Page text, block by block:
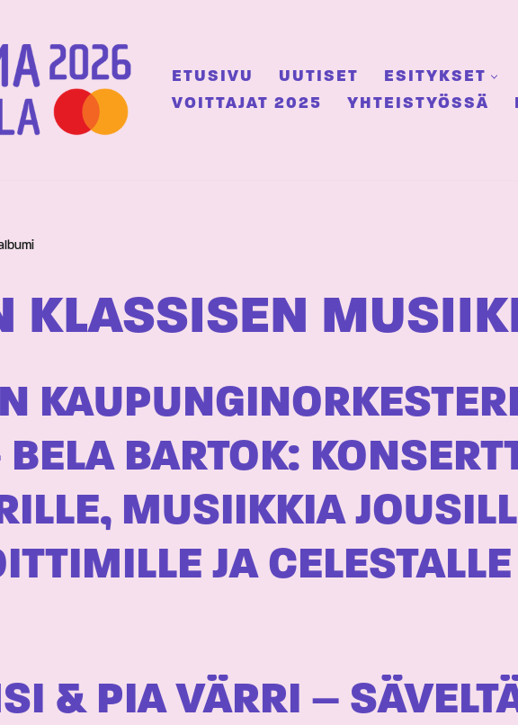
ETUSIVU UUTISET ESITYKSET
VOITTAJAT 2025
YHTEISTYÖSSÄ
KLASSISEN
BARTOK:
MUSIIKKIA
JA CELESTALLE
& PIA VÄRRI –